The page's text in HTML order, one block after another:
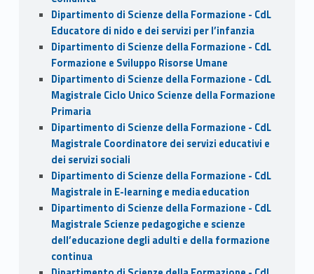
Dipartimento di Scienze della Formazione - CdL
Educatore di nido e dei servizi per l’infanzia
Dipartimento di Scienze della Formazione - CdL
Formazione e Sviluppo Risorse Umane
Dipartimento di Scienze della Formazione - CdL
Magistrale Ciclo Unico Scienze della Formazione
Primaria
Dipartimento di Scienze della Formazione - CdL
Magistrale Coordinatore dei servizi educativi e
dei servizi sociali
Dipartimento di Scienze della Formazione - CdL
Magistrale in E-learning e media education
Dipartimento di Scienze della Formazione - CdL
Magistrale Scienze pedagogiche e scienze
dell’educazione degli adulti e della formazione
continua